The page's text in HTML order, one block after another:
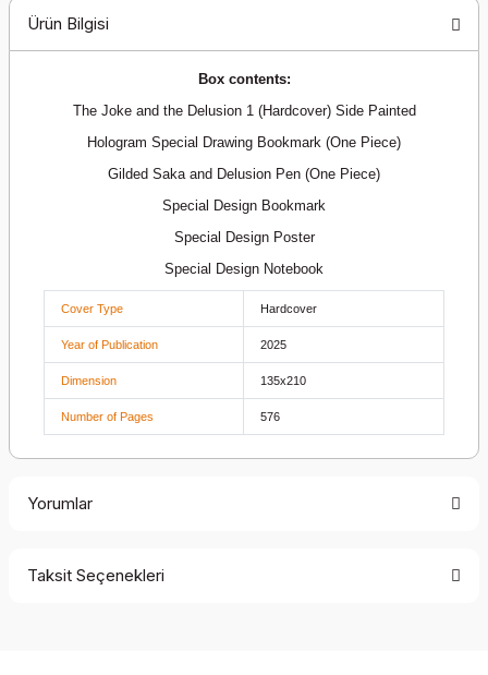
Ürün Bilgisi
Box contents:
The Joke and the Delusion 1 (Hardcover) Side Painted
Hologram Special Drawing Bookmark (One Piece)
Gilded Saka and Delusion Pen (One Piece)
Special Design Bookmark
Special Design Poster
Special Design Notebook
Cover Type Hardcover
Year of Publication 2025
Dimension 135x210
Number of Pages 576
Yorumlar
Taksit Seçenekleri